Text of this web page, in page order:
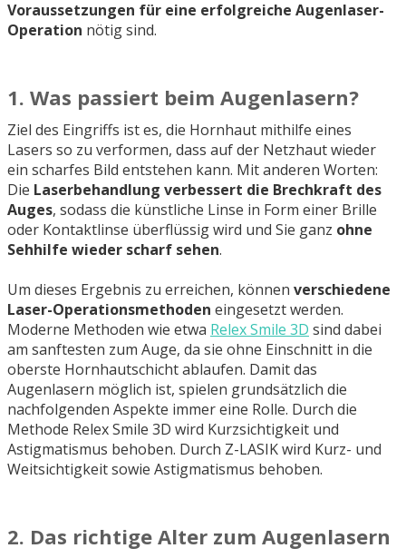
Voraussetzungen für eine erfolgreiche Augenlaser-
Operation nötig sind.
1. Was passiert beim Augenlasern?
Ziel des Eingriffs ist es, die Hornhaut mithilfe eines
Lasers so zu verformen, dass auf der Netzhaut wieder
ein scharfes Bild entstehen kann. Mit anderen Worten:
Die Laserbehandlung verbessert die Brechkraft des
Auges, sodass die künstliche Linse in Form einer Brille
oder Kontaktlinse überflüssig wird und Sie ganz ohne
Sehhilfe wieder scharf sehen.
Um dieses Ergebnis zu erreichen, können verschiedene
Laser-Operationsmethoden eingesetzt werden.
Moderne Methoden wie etwa Relex Smile 3D sind dabei
am sanftesten zum Auge, da sie ohne Einschnitt in die
oberste Hornhautschicht ablaufen. Damit das
Augenlasern möglich ist, spielen grundsätzlich die
nachfolgenden Aspekte immer eine Rolle. Durch die
Methode Relex Smile 3D wird Kurzsichtigkeit und
Astigmatismus behoben. Durch Z-LASIK wird Kurz- und
Weitsichtigkeit sowie Astigmatismus behoben.
2. Das richtige Alter zum Augenlasern